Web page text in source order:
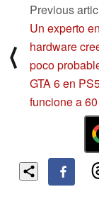
⟨
Previous
Un experto en
hardware
poco
GTA 6 en
funcione a